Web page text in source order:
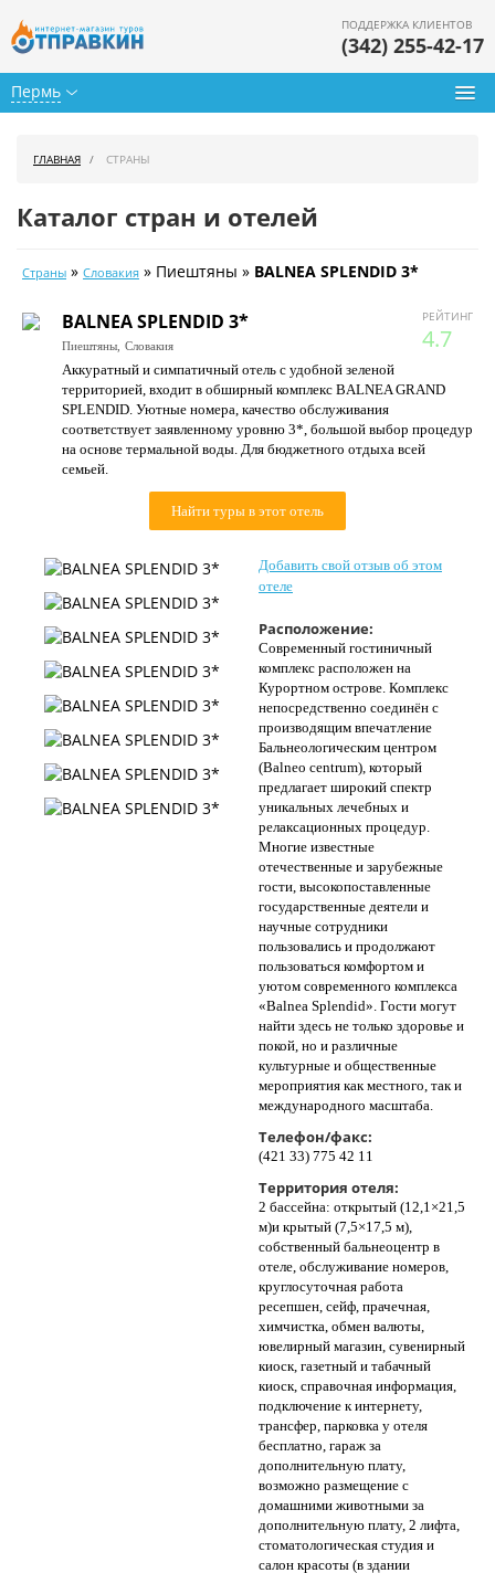
Пермь
ПОДДЕРЖКА КЛИЕНТОВ
(342) 255-42-17
Календарь туров
Цены дня
Страны
Как купить
О нас
ГЛАВНАЯ СТРАНЫ
Каталог стран и отелей
Страны » Словакия » Пиештяны » BALNEA SPLENDID 3*
РЕЙТИНГ
4.7
BALNEA SPLENDID 3*
Пиештяны, Словакия
Аккуратный и симпатичный отель с удобной зеленой
территорией, входит в обширный комплекс BALNEA GRAND
SPLENDID. Уютные номера, качество обслуживания
соответствует заявленному уровню 3*, большой выбор процедур
на основе термальной воды. Для бюджетного отдыха всей
семьей.
Найти туры в этот отель
Добавить свой отзыв об этом
отеле
Расположение:
Современный гостиничный
комплекс расположен на
Курортном острове. Комплекс
непосредственно соединён с
производящим впечатление
Бальнеологическим центром
(Balneo centrum), который
предлагает широкий спектр
уникальных лечебных и
релаксационных процедур.
Многие известные
отечественные и зарубежные
гости, высокопоставленные
государственные деятели и
научные сотрудники
пользовались и продолжают
пользоваться комфортом и
уютом современного комплекса
«Balnea Splendid». Гости могут
найти здесь не только здоровье и
покой, но и различные
культурные и общественные
мероприятия как местного, так и
международного масштаба.
Телефон/факс:
(421 33) 775 42 11
Территория отеля:
2 бассейна: открытый (12,1×21,5
м)и крытый (7,5×17,5 м),
собственный бальнеоцентр в
отеле, обслуживание номеров,
круглосуточная работа
ресепшен, сейф, прачечная,
химчистка, обмен валюты,
ювелирный магазин, сувенирный
киоск, газетный и табачный
киоск, справочная информация,
подключение к интернету,
трансфер, парковка у отеля
бесплатно, гараж за
дополнительную плату,
возможно размещение с
домашними животными за
дополнительную плату, 2 лифта,
стоматологическая студия и
салон красоты (в здании